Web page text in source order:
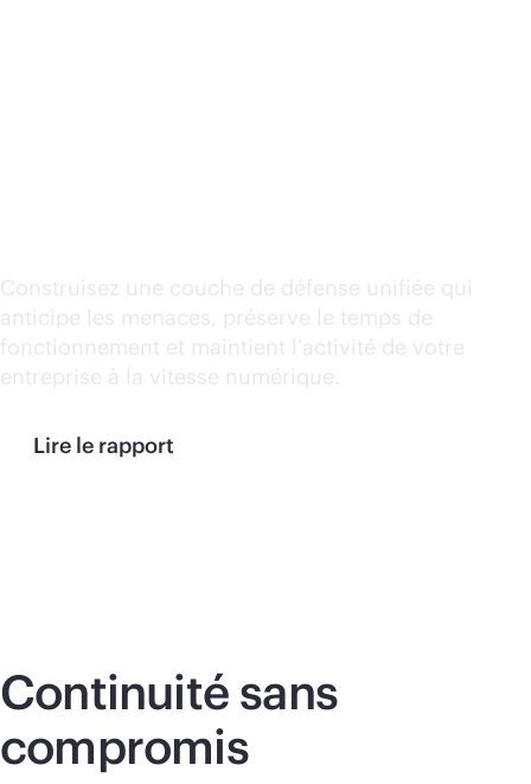
Construisez une couche de défense unifiée qui
anticipe les menaces, préserve le temps de
fonctionnement et maintient l’activité de votre
entreprise à la vitesse numérique.
Lire le rapport
Continuité sans
compromis